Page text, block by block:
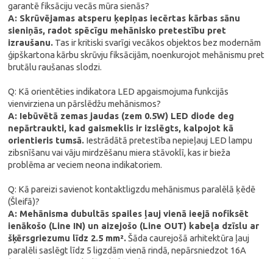
garantē fiksāciju vecās mūra sienās?
A: Skrūvējamas atsperu ķepiņas iecērtas kārbas sānu
sieniņās, radot spēcīgu mehānisko pretestību pret
izraušanu. Tas ir kritiski svarīgi vecākos objektos bez modernām
ģipškartona kārbu skrūvju fiksācijām, noenkurojot mehānismu pret
brutālu raušanas slodzi.
Q: Kā orientēties indikatora LED apgaismojuma funkcijās
vienvirziena un pārslēdžu mehānismos?
A: Iebūvētā zemas jaudas (zem 0.5W) LED diode deg
nepārtraukti, kad gaismeklis ir izslēgts, kalpojot kā
orientieris tumsā. Iestrādātā pretestība nepieļauj LED lampu
zibsnīšanu vai vāju mirdzēšanu miera stāvoklī, kas ir bieža
problēma ar veciem neona indikatoriem.
Q: Kā pareizi savienot kontaktligzdu mehānismus paralēlā ķēdē
(Šleifā)?
A: Mehānisma dubultās spailes ļauj vienā ieejā nofiksēt
ienākošo (Line IN) un aizejošo (Line OUT) kabeļa dzīslu ar
šķērsgriezumu līdz 2.5 mm².Šāda caurejošā arhitektūra ļauj
paralēli saslēgt līdz 5 ligzdām vienā rindā, nepārsniedzot 16A